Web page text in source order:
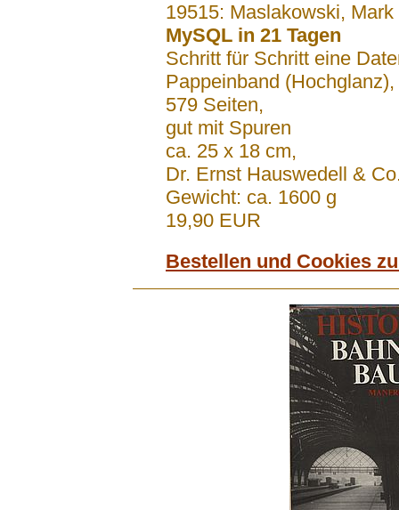
19515: Maslakowski, Mark
MySQL in 21 Tagen
Schritt für Schritt eine
Pappeinband (Hochglanz),
579 Seiten,
gut mit Spuren
ca. 25 x 18 cm,
Dr. Ernst Hauswedell &
Gewicht: ca. 1600 g
19,90 EUR
Bestellen und Cookies